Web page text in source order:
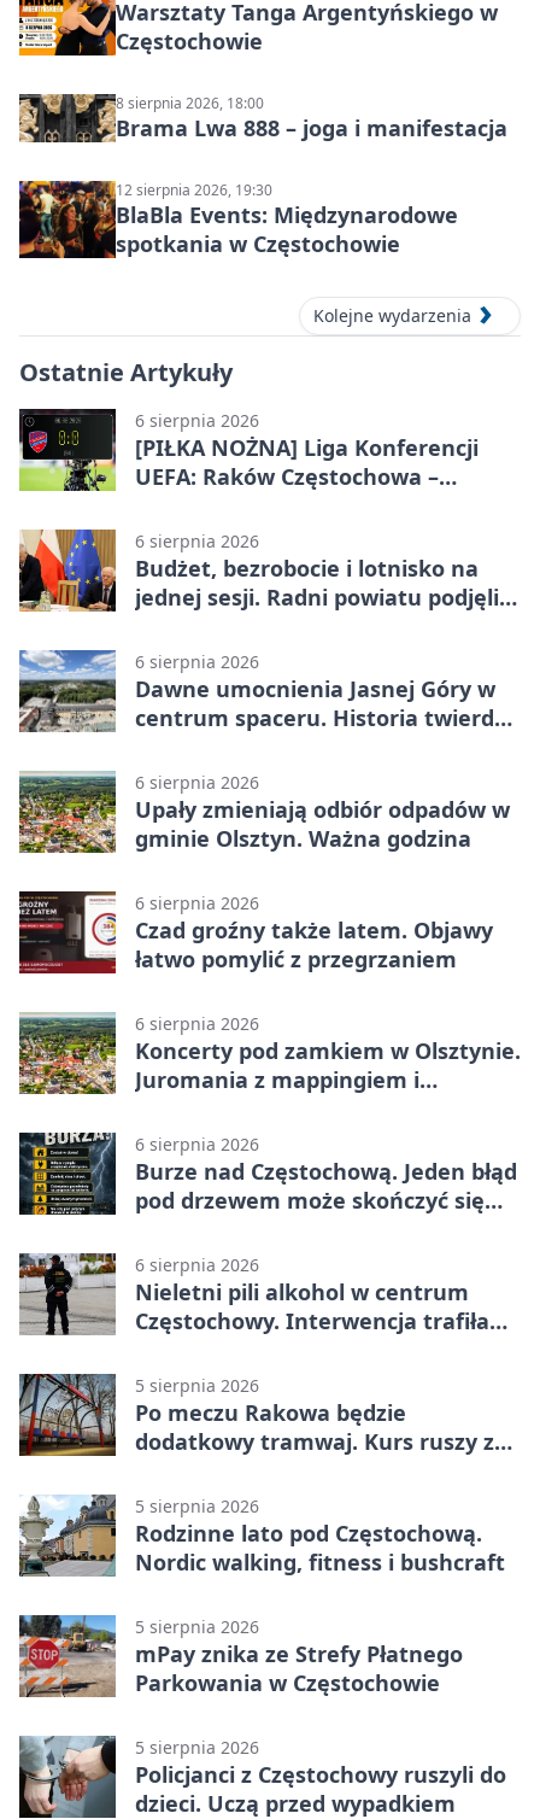
Warsztaty Tanga Argentyńskiego w
Częstochowie
8 sierpnia 2026, 18:00
Brama Lwa 888 – joga i manifestacja
12 sierpnia 2026, 19:30
BlaBla Events: Międzynarodowe
spotkania w Częstochowie
Kolejne wydarzenia
Ostatnie Artykuły
6 sierpnia 2026
[PIŁKA NOŻNA] Liga Konferencji
UEFA: Raków Częstochowa –
meczu III rundy eliminacji
6 sierpnia 2026
Budżet, bezrobocie i lotnisko na
jednej sesji. Radni powiatu podjęli
6 sierpnia 2026
Dawne umocnienia Jasnej Góry w
centrum spaceru. Historia twierdzy
6 sierpnia 2026
Upały zmieniają odbiór odpadów w
gminie Olsztyn. Ważna godzina
6 sierpnia 2026
Czad groźny także latem. Objawy
łatwo pomylić z przegrzaniem
6 sierpnia 2026
Koncerty pod zamkiem w Olsztynie.
Juromania z mappingiem i
6 sierpnia 2026
Burze nad Częstochową. Jeden błąd
pod drzewem może skończyć się
6 sierpnia 2026
Nieletni pili alkohol w centrum
Częstochowy. Interwencja trafiła
5 sierpnia 2026
Po meczu Rakowa będzie
dodatkowy tramwaj. Kurs ruszy ze
5 sierpnia 2026
Rodzinne lato pod Częstochową.
Nordic walking, fitness i bushcraft
5 sierpnia 2026
mPay znika ze Strefy Płatnego
Parkowania w Częstochowie
5 sierpnia 2026
Policjanci z Częstochowy ruszyli do
dzieci. Uczą przed wypadkiem